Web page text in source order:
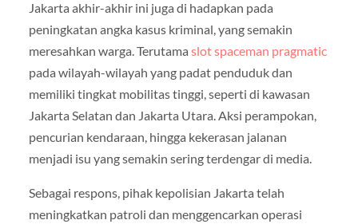
Jakarta akhir-akhir ini juga di hadapkan pada
peningkatan angka kasus kriminal, yang semakin
meresahkan warga. Terutama slot spaceman pragmatic
pada wilayah-wilayah yang padat penduduk dan
memiliki tingkat mobilitas tinggi, seperti di kawasan
Jakarta Selatan dan Jakarta Utara. Aksi perampokan,
pencurian kendaraan, hingga kekerasan jalanan
menjadi isu yang semakin sering terdengar di media.
Sebagai respons, pihak kepolisian Jakarta telah
meningkatkan patroli dan menggencarkan operasi